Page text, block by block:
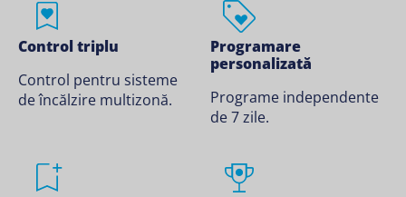
Control triplu
Control pentru sisteme
de încălzire multizonă.
Programare
personalizată
Programe independente
de 7 zile.